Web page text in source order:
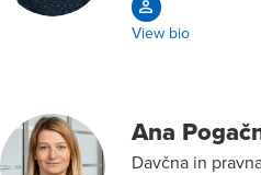
View bio
Ana
Davčna in